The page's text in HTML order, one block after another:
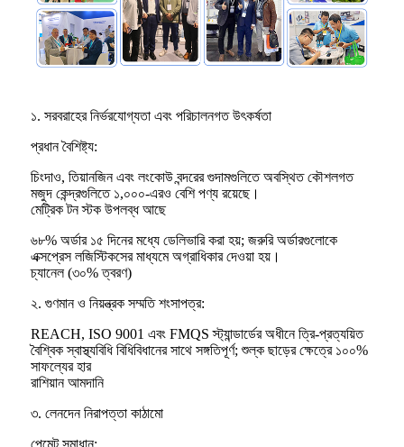
১. সরবরাহের নির্ভরযোগ্যতা এবং পরিচালনগত উৎকর্ষতা
প্রধান বৈশিষ্ট্য:
চিংদাও, তিয়ানজিন এবং লংকোউ বন্দরের গুদামগুলিতে অবস্থিত কৌশলগত
মজুদ কেন্দ্রগুলিতে ১,০০০-এরও বেশি পণ্য রয়েছে।
মেট্রিক টন স্টক উপলব্ধ আছে
৬৮% অর্ডার ১৫ দিনের মধ্যে ডেলিভারি করা হয়; জরুরি অর্ডারগুলোকে
এক্সপ্রেস লজিস্টিকসের মাধ্যমে অগ্রাধিকার দেওয়া হয়।
চ্যানেল (৩০% ত্বরণ)
২. গুণমান ও নিয়ন্ত্রক সম্মতি শংসাপত্র:
REACH, ISO 9001 এবং FMQS স্ট্যান্ডার্ডের অধীনে ত্রি-প্রত্যয়িত
বৈশ্বিক স্বাস্থ্যবিধি বিধিবিধানের সাথে সঙ্গতিপূর্ণ; শুল্ক ছাড়ের ক্ষেত্রে ১০০%
সাফল্যের হার
রাশিয়ান আমদানি
৩. লেনদেন নিরাপত্তা কাঠামো